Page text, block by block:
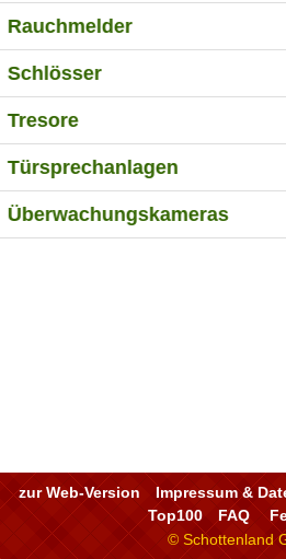
Rauchmelder
Schlösser
Tresore
Türsprechanlagen
Überwachungskameras
zur Web-Version Impressum &
Top100
FAQ
© Schottenland